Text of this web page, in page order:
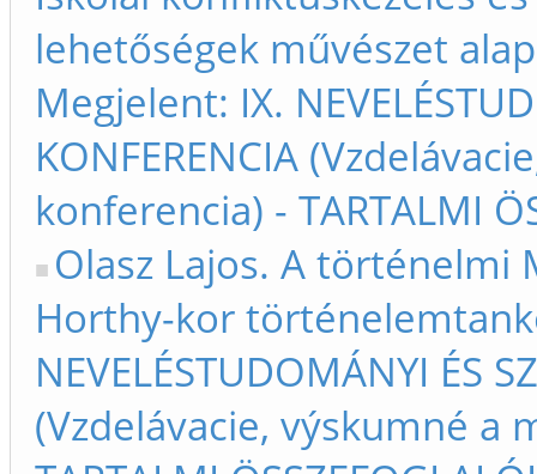
lehetőségek művészet
Megjelent: IX.
KONFERENCIA
konferencia) - TARTALMI
Olasz Lajos. A történelmi
Horthy-kor
NEVELÉSTUDOMÁNYI ÉS
(Vzdelávacie, výskumné a